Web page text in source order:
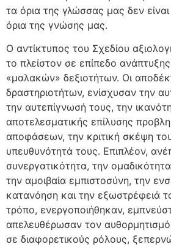
τα όρια της γλώσσας μας δεν
όρια της γνώσης μας.
Ο αντίκτυπος του Σχεδίου
το πλείστον σε επίπεδο
«μαλακών» δεξιοτήτων. Οι
δραστηριοτήτων, ενίσχυσαν την
την αυτεπίγνωσή τους, την
αποτελεσματικής επίλυσης
αποφάσεων, την κριτική σκέψη
υπευθυνότητά τους. Επιπλέον,
συνεργατικότητα, την
την αμοιβαία εμπιστοσύνη, την
κατανόηση και την εξωστρέφειά
τρόπο, ενεργοποιήθηκαν,
απελευθέρωσαν τον
σε διαφορετικούς ρόλους,